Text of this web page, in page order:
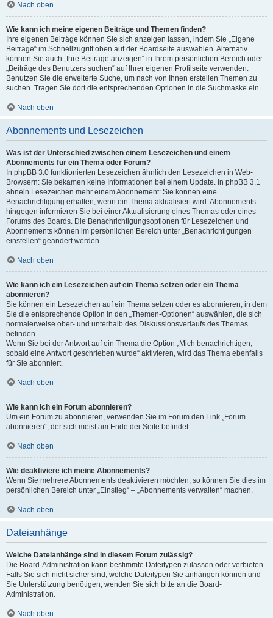
Nach oben
Wie kann ich meine eigenen Beiträge und Themen finden?
Ihre eigenen Beiträge können Sie sich anzeigen lassen, indem Sie „Eigene
Beiträge“ im Schnellzugriff oben auf der Boardseite auswählen. Alternativ
können Sie auch „Ihre Beiträge anzeigen“ in Ihrem persönlichen Bereich oder
„Beiträge des Benutzers suchen“ auf Ihrer eigenen Profilseite verwenden.
Benutzen Sie die erweiterte Suche, um nach von Ihnen erstellen Themen zu
suchen. Tragen Sie dort die entsprechenden Optionen in die Suchmaske ein.
Nach oben
Abonnements und Lesezeichen
Was ist der Unterschied zwischen einem Lesezeichen und einem
Abonnements für ein Thema oder Forum?
In phpBB 3.0 funktionierten Lesezeichen ähnlich den Lesezeichen in Web-
Browsern: Sie bekamen keine Informationen bei einem Update. In phpBB 3.1
ähneln Lesezeichen mehr einem Abonnement: Sie können eine
Benachrichtigung erhalten, wenn ein Thema aktualisiert wird. Abonnements
hingegen informieren Sie bei einer Aktualisierung eines Themas oder eines
Forums des Boards. Die Benachrichtigungsoptionen für Lesezeichen und
Abonnements können im persönlichen Bereich unter „Benachrichtigungen
einstellen“ geändert werden.
Nach oben
Wie kann ich ein Lesezeichen auf ein Thema setzen oder ein Thema
abonnieren?
Sie können ein Lesezeichen auf ein Thema setzen oder es abonnieren, in dem
Sie die entsprechende Option in den „Themen-Optionen“ auswählen, die sich
normalerweise ober- und unterhalb des Diskussionsverlaufs des Themas
befinden.
Wenn Sie bei der Antwort auf ein Thema die Option „Mich benachrichtigen,
sobald eine Antwort geschrieben wurde“ aktivieren, wird das Thema ebenfalls
für Sie abonniert.
Nach oben
Wie kann ich ein Forum abonnieren?
Um ein Forum zu abonnieren, verwenden Sie im Forum den Link „Forum
abonnieren“, der sich meist am Ende der Seite befindet.
Nach oben
Wie deaktiviere ich meine Abonnements?
Wenn Sie mehrere Abonnements deaktivieren möchten, so können Sie dies im
persönlichen Bereich unter „Einstieg“ – „Abonnements verwalten“ machen.
Nach oben
Dateianhänge
Welche Dateianhänge sind in diesem Forum zulässig?
Die Board-Administration kann bestimmte Dateitypen zulassen oder verbieten.
Falls Sie sich nicht sicher sind, welche Dateitypen Sie anhängen können und
Sie Unterstützung benötigen, wenden Sie sich bitte an die Board-
Administration.
Nach oben